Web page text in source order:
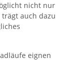
nicht nur
auch dazu
eignen